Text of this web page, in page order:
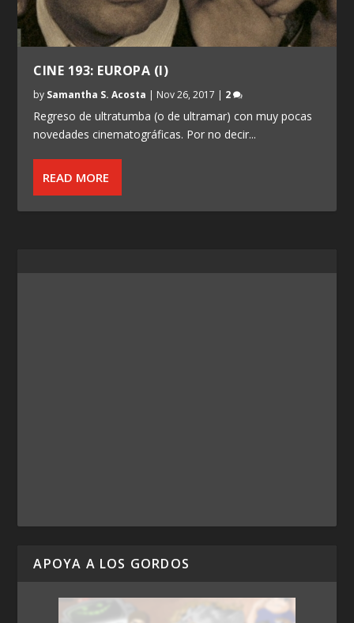
CINE 193: EUROPA (I)
by Samantha S. Acosta | Nov 26, 2017 | 2
Regreso de ultratumba (o de ultramar) con muy pocas
novedades cinematográficas. Por no decir...
READ MORE
APOYA A LOS GORDOS